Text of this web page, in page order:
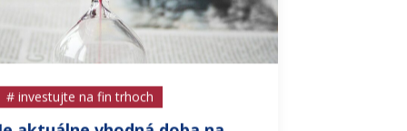
# investujte na fin trhoch